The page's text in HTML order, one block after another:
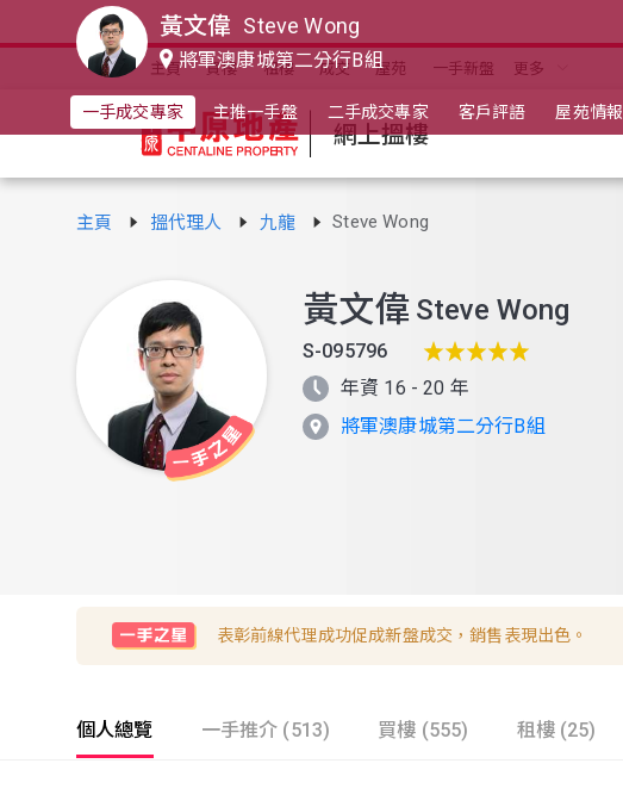
主頁 買樓 租樓 成交 屋苑 一手新盤 更多
網上搵樓
主頁 搵代理人 九龍 Steve Wong
黃文偉 Steve Wong
S-095796
年資 16 - 20 年
將軍澳康城第二分行B組
表彰前線代理成功促成新盤成交，銷售表現出色。
個人總覽 一手推介 (513) 買樓 (555) 租樓 (25)
黃文偉 Steve Wong
將軍澳康城第二分行B組
一手成交專家 主推一手盤 二手成交專家 客戶評語 屋苑情報